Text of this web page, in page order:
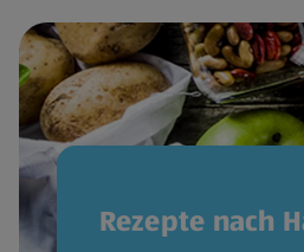
Rezepte nach